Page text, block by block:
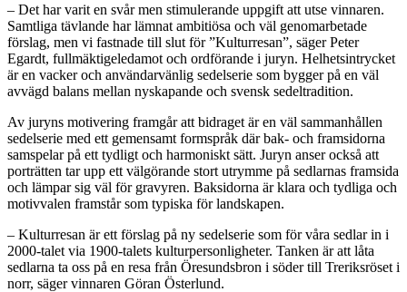
– Det har varit en svår men stimulerande uppgift att utse vinnaren.
Samtliga tävlande har lämnat ambitiösa och väl genomarbetade
förslag, men vi fastnade till slut för ”Kulturresan”, säger Peter
Egardt, fullmäktigeledamot och ordförande i juryn. Helhetsintrycket
är en vacker och användarvänlig sedelserie som bygger på en väl
avvägd balans mellan nyskapande och svensk sedeltradition.
Av juryns motivering framgår att bidraget är en väl sammanhållen
sedelserie med ett gemensamt formspråk där bak- och framsidorna
samspelar på ett tydligt och harmoniskt sätt. Juryn anser också att
porträtten tar upp ett välgörande stort utrymme på sedlarnas framsida
och lämpar sig väl för gravyren. Baksidorna är klara och tydliga och
motivvalen framstår som typiska för landskapen.
– Kulturresan är ett förslag på ny sedelserie som för våra sedlar in i
2000-talet via 1900-talets kulturpersonligheter. Tanken är att låta
sedlarna ta oss på en resa från Öresundsbron i söder till Treriksröset i
norr, säger vinnaren Göran Österlund.